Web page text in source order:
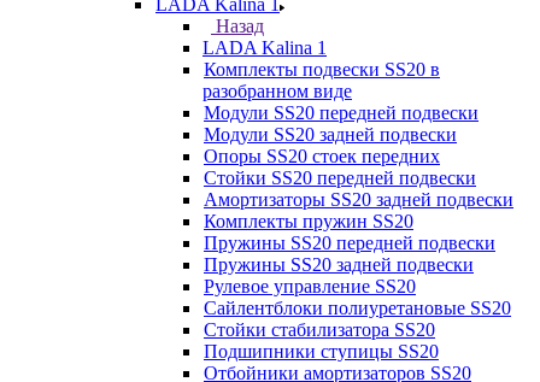
LADA Kalina 1
Назад
LADA Kalina 1
Комплекты подвески SS20 в
разобранном виде
Модули SS20 передней подвески
Модули SS20 задней подвески
Опоры SS20 стоек передних
Стойки SS20 передней подвески
Амортизаторы SS20 задней подвески
Комплекты пружин SS20
Пружины SS20 передней подвески
Пружины SS20 задней подвески
Рулевое управление SS20
Сайлентблоки полиуретановые SS20
Стойки стабилизатора SS20
Подшипники ступицы SS20
Отбойники амортизаторов SS20